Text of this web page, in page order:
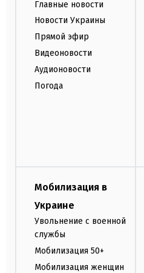
Главные новости
Новости Украины
Прямой эфир
Видеоновости
Аудионовости
Погода
Мобилизация в
Украине
Увольнение с военной
службы
Мобилизация 50+
Мобилизация женщин